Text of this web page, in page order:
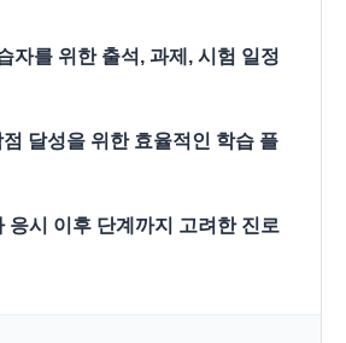
자를 위한 출석, 과제, 시험 일정
달성을 위한 효율적인 학습 플
응시 이후 단계까지 고려한 진로